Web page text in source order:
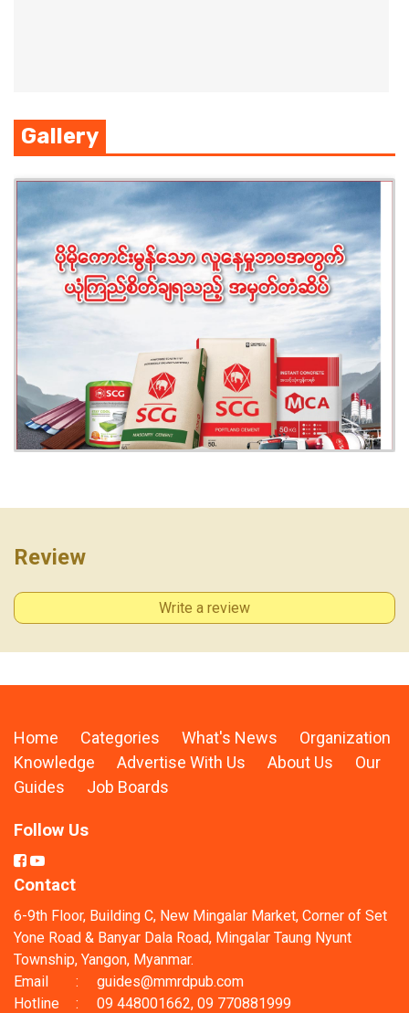
Gallery
View photo
Review
Write a review
Home Categories What's News
Organization
Knowledge
Advertise With Us About Us
Our
Guides
Job Boards
Follow Us
Contact
6-9th Floor, Building C, New Mingalar Market, Corner of Set
Yone Road & Banyar Dala Road, Mingalar Taung Nyunt
Township, Yangon, Myanmar.
Email
:
guides@mmrdpub.com
Hotline
: 09 448001662, 09 770881999